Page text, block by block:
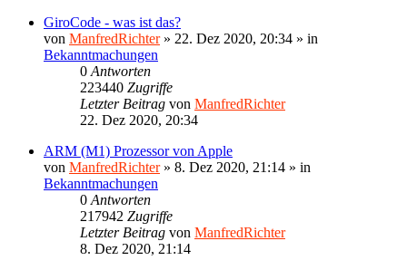
GiroCode - was ist das?
von ManfredRichter» 22. Dez 2020, 20:34 » in
Bekanntmachungen
0 Antworten
223440 Zugriffe
Letzter Beitrag von ManfredRichter
22. Dez 2020, 20:34
ARM (M1) Prozessor von Apple
von ManfredRichter» 8. Dez 2020, 21:14 » in
Bekanntmachungen
0 Antworten
217942 Zugriffe
Letzter Beitrag von ManfredRichter
8. Dez 2020, 21:14